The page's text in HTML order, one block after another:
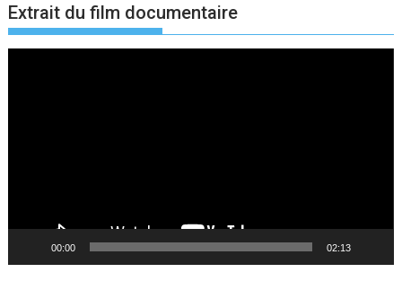
Extrait du film documentaire
00:00 02:13